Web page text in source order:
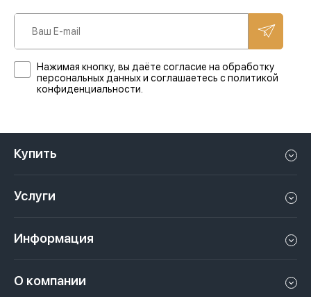
Нажимая кнопку, вы даёте согласие на обработку
персональных данных и соглашаетесь с политикой
конфиденциальности.
Купить
Апартаменты в Дубае
Пентхаус в Дубае
Услуги
Сдать недвижимость в Дубае, ОАЭ
Информация
О компании